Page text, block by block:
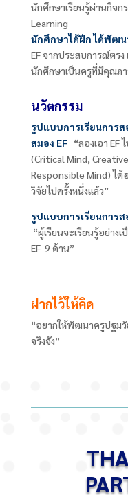
นักศึกษาเรียนรู้ผ่านกิจก
Learning
นักศึกษาได้ฝึก ได้พัฒ
EFจากประสบการณ์ตรง
นักศึกษาเป็นครูที่มีคุณภ
นวัตกรรม
รูปแบบการเรียนการส
สมอง EF “ลองเอา EF
(Critical Mind,
Responsible Mind) ได้
วิจัยไปครั้งหนึ่งแล้ว”
รูปแบบการเรียนการส
“ผู้เรียนจะเรียนรู้อย่าง
EF 9 ด้าน”
ฝากไว้ให้คิด
“อยากให้พัฒนาครูปฐม
จริงจัง”